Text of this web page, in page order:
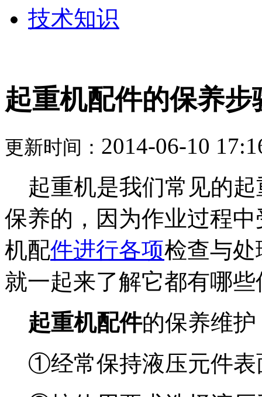
技术知识
起重机配件的保养步
更新时间： 2014-06-10
起重机是我们常见的起
保养的，因为作业过程
机配件进行各项检查与
就一起来了解它都有哪
起重机配件的保养维
①经常保持液压元件表